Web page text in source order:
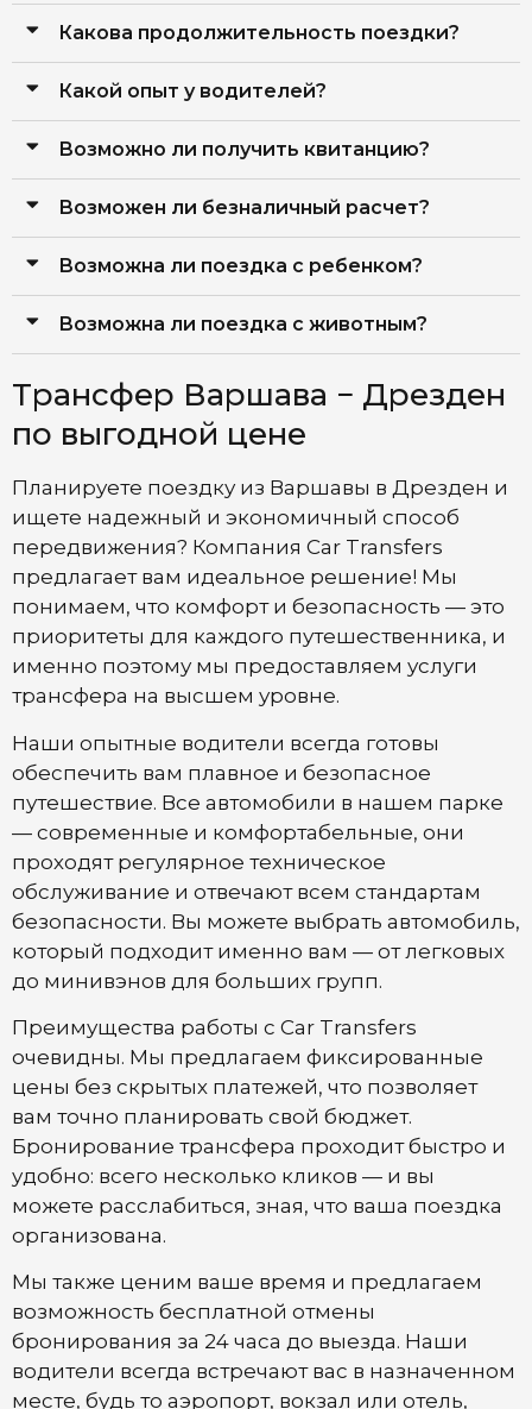
Какова продолжительность поездки?
Какой опыт у водителей?
Возможно ли получить квитанцию?
Возможен ли безналичный расчет?
Возможна ли поездка с ребенком?
Возможна ли поездка с животным?
Трансфер Варшава − Дрезден
по выгодной цене
Планируете поездку из Варшавы в Дрезден и
ищете надежный и экономичный способ
передвижения? Компания Car Transfers
предлагает вам идеальное решение! Мы
понимаем, что комфорт и безопасность — это
приоритеты для каждого путешественника, и
именно поэтому мы предоставляем услуги
трансфера на высшем уровне.
Наши опытные водители всегда готовы
обеспечить вам плавное и безопасное
путешествие. Все автомобили в нашем парке
— современные и комфортабельные, они
проходят регулярное техническое
обслуживание и отвечают всем стандартам
безопасности. Вы можете выбрать автомобиль,
который подходит именно вам — от легковых
до минивэнов для больших групп.
Преимущества работы с Car Transfers
очевидны. Мы предлагаем фиксированные
цены без скрытых платежей, что позволяет
вам точно планировать свой бюджет.
Бронирование трансфера проходит быстро и
удобно: всего несколько кликов — и вы
можете расслабиться, зная, что ваша поездка
организована.
Мы также ценим ваше время и предлагаем
возможность бесплатной отмены
бронирования за 24 часа до выезда. Наши
водители всегда встречают вас в назначенном
месте, будь то аэропорт, вокзал или отель,